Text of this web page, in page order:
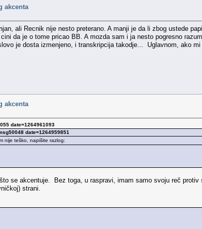
akcenta
ali Recnik nije nesto preterano. A manji je da li zbog ustede
da je o tome pricao BB. A mozda sam i ja nesto pogresno
je dosta izmenjeno, i transkripcija takodje... Uglavnom, ako
akcenta
date=1264961093
date=1264959851
nije teško, napišite razlog:
se akcentuje. Bez toga, u raspravi, imam samo svoju reč
strani.